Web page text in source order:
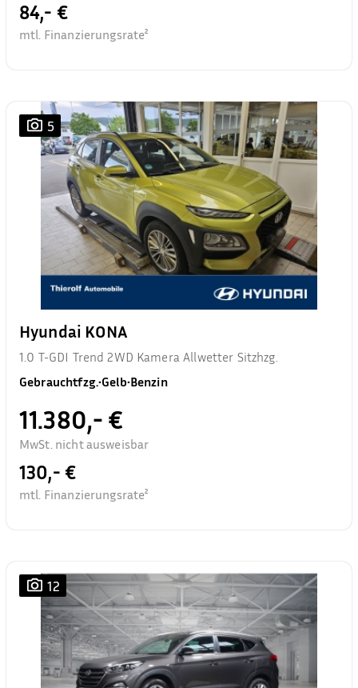
84,- €
mtl. Finanzierungsrate²
5
Hyundai KONA
1.0 T-GDI Trend 2WD Kamera Allwetter Sitzhzg.
Gebrauchtfzg.•Gelb•Benzin
11.380,- €
MwSt. nicht ausweisbar
130,- €
mtl. Finanzierungsrate²
12